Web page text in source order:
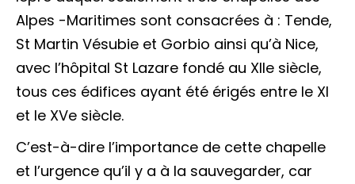
Alpes -Maritimes sont consacrées à : Tende,
St Martin Vésubie et Gorbio ainsi qu’à Nice,
avec l’hôpital St Lazare fondé au XIIe siècle,
tous ces édifices ayant été érigés entre le XI
et le XVe siècle.
C’est-à-dire l’importance de cette chapelle
et l’urgence qu’il y a à la sauvegarder, car